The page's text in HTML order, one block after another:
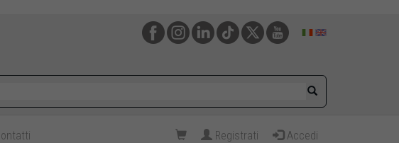
Registrati Accedi